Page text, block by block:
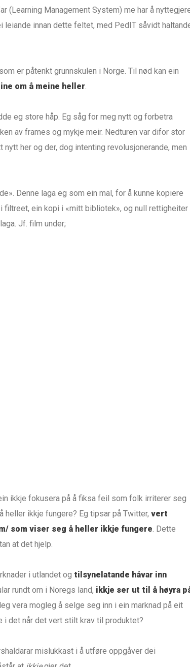
(Learning Management System) me har å
leiande innan dette feltet, med PedIT såvidt
er påtenkt grunnskulen i Norge. Til nød kan ein
om å meine heller.
eg store håp. Eg såg for meg nytt og forbetra
av frames og mykje meir. Nedturen var difor stor
her og der, dog intenting revolusjonerande, men
Denne laga eg som ein mal, for å kunne kopiere
ein kopi i «mitt bibliotek», og null rettigheiter
Jf. film under;
ikkje fokusera på å fiksa feil som folk irriterer seg
heller ikkje fungere? Eg tipsar på Twitter, vert
som viser seg å heller ikkje fungere. Dette
at det hjelp.
i utlandet og tilsynelatande håvar inn
rundt om i Noregs land, ikkje ser ut til å høyra
vera mogleg å selge seg inn i ein marknad på eit
i det når det vert stilt krav til produktet?
mislukkast i å utføre oppgåver dei